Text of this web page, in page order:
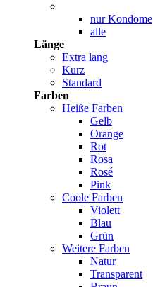
nur Kondome
alle
Länge
Extra lang
Kurz
Standard
Farben
Heiße Farben
Gelb
Orange
Rot
Rosa
Rosé
Pink
Coole Farben
Violett
Blau
Grün
Weitere Farben
Natur
Transparent